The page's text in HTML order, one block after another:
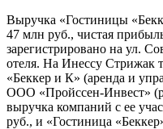
Выручка «Гостиницы
47 млн руб., чистая
зарегистрировано на ул.
отеля. На Инессу Стрижак
«Беккер и К» (аренда и
ООО «Пройссен-Инвест»
выручка компаний с ее
руб., и «Гостиница